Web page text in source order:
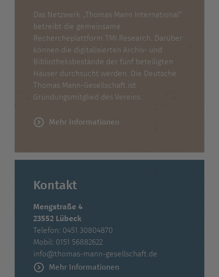
Das Netzwerk „Thomas Mann International“
betreibt die gemeinsame
Rechercheplattform TMI Research. Darüber
können die digitalisierten Archiv- und
Bibliotheksbestände der fünf beteiligten
Häuser durchsucht werden. Die Deutsche
Thomas Mann-Gesellschaft ist
Gründungsmitglied des Vereins.
Mehr Informationen
Kontakt
Mengstraße 4
23552 Lübeck
Telefon: 0451 30804870
Mobil: 0151 56882622
info@thomas-mann-gesellschaft.de
Mehr Informationen